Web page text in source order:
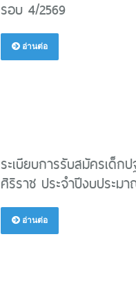
รอบ 4/2569
อ่านต่อ
ระเบียบการรับสมัครเด็ก
ศิริราช ประจำปีงบประม
อ่านต่อ